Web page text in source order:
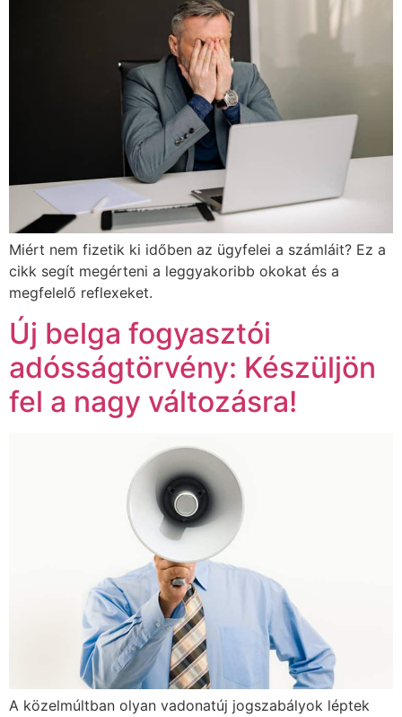
Miért nem fizetik ki időben az ügyfelei a számláit? Ez a
cikk segít megérteni a leggyakoribb okokat és a
megfelelő reflexeket.
Új belga fogyasztói
adósságtörvény: Készüljön
fel a nagy változásra!
A közelmúltban olyan vadonatúj jogszabályok léptek